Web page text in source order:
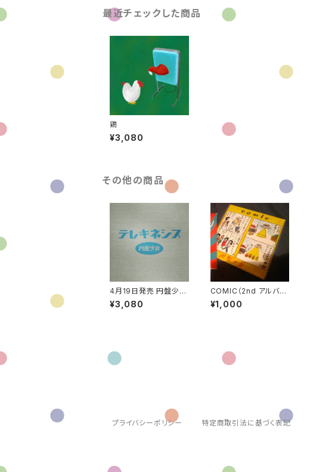
最近チェックした商品
鶏
¥3,080
その他の商品
4月19日発売 円盤少女
4th FULL ALBUM『テ
レキネシス』
¥3,080
COMIC（2nd アルバム
CD-R版）
¥1,000
プライバシーポリシー 特定商取引法に基づく表記